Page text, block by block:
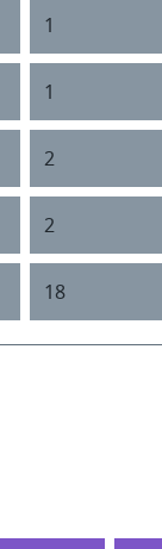
1
1
2
2
18